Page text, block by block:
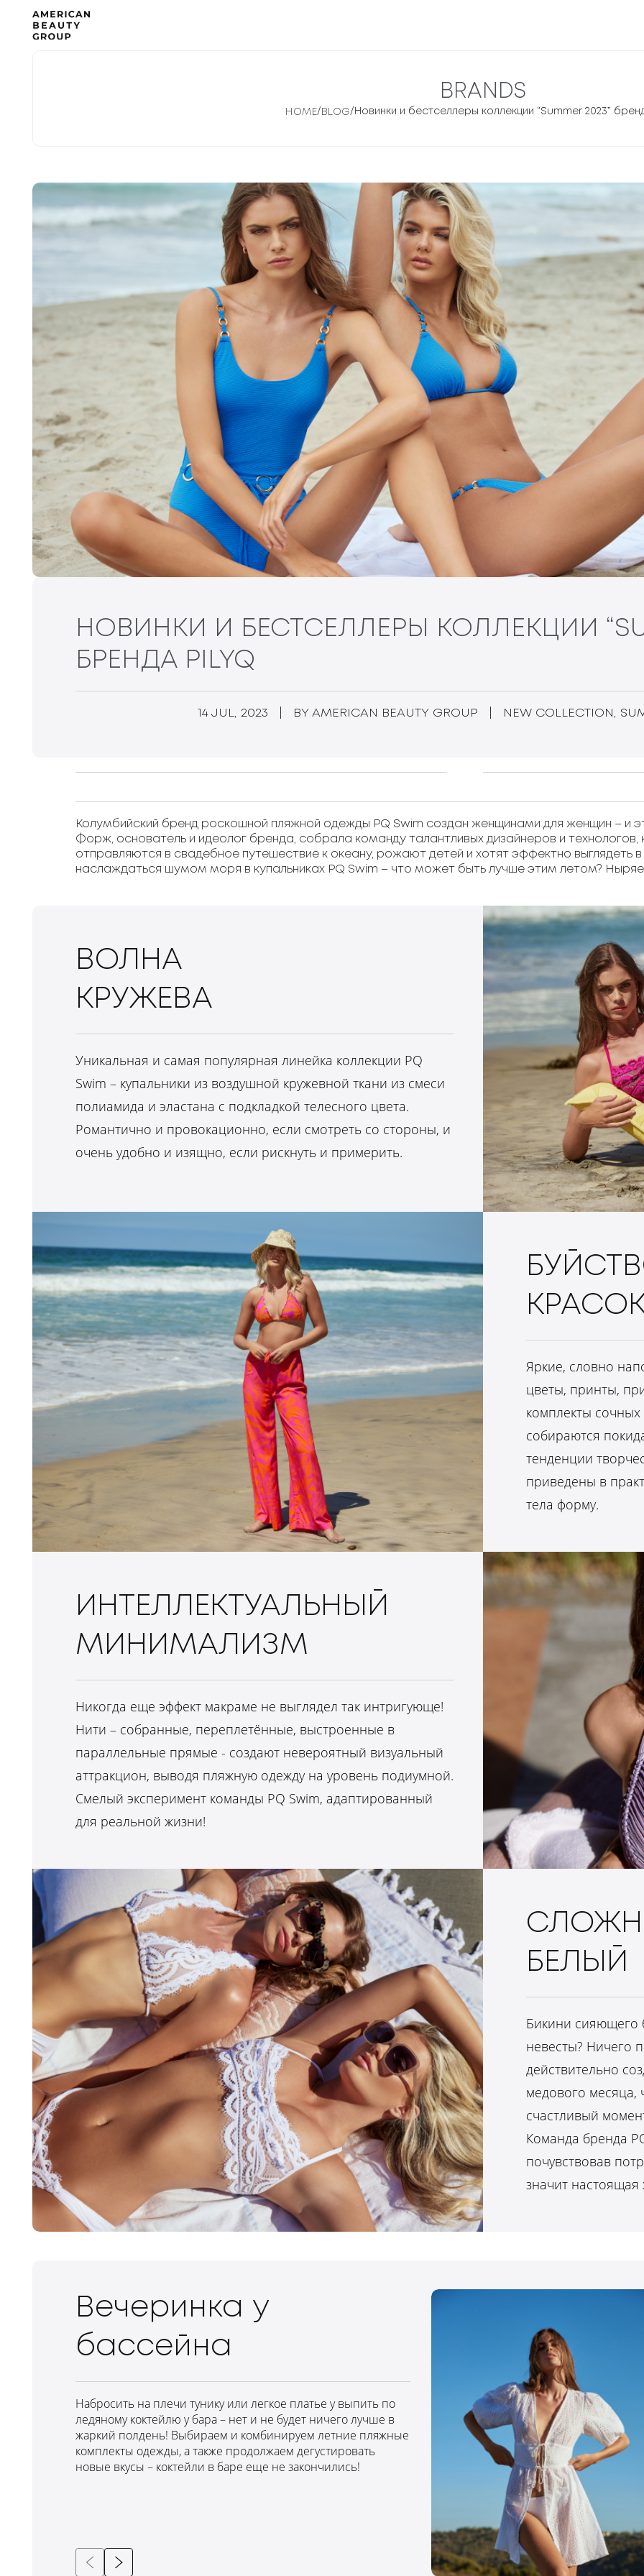
BRANDS
HOME/ BLOG/ Новинки и бестселлеры коллекции “Summer 2023”
НОВИНКИ И БЕСТСЕЛЛЕРЫ КОЛЛЕКЦИИ
БРЕНДА PILYQ
14 JUL, 2023 BY AMERICAN BEAUTY GROUP NEW COLLECTION,
Колумбийский бренд роскошной пляжной одежды PQ Swim создан женщинами для женщин – и
Форж, основатель и идеолог бренда, собрала команду талантливых дизайнеров и
отправляются в свадебное путешествие к океану, рожают детей и хотят эффектно выглядеть в
наслаждаться шумом моря в купальниках PQ Swim – что может быть лучше этим летом?
ВОЛНА
КРУЖЕВА
Уникальная и самая популярная линейка коллекции PQ
Swim – купальники из воздушной кружевной ткани из смеси
полиамида и эластана с подкладкой телесного цвета.
Романтично и провокационно, если смотреть со стороны, и
очень удобно и изящно, если рискнуть и примерить.
Яркие, словно
цветы, принты,
комплекты
собираются
тенденции
приведены в
тела форму.
ИНТЕЛЛЕКТУАЛЬНЫЙ
МИНИМАЛИЗМ
Никогда еще эффект макраме не выглядел так интригующе!
Нити – собранные, переплетённые, выстроенные в
параллельные прямые - создают невероятный визуальный
аттракцион, выводя пляжную одежду на уровень подиумной.
Смелый эксперимент команды PQ Swim, адаптированный
для реальной жизни!
БЕЛЫЙ
Бикини сияющего
невесты? Ничего
действительно
медового месяца,
счастливый
Команда бренда
почувствовав
значит настоящая
Вечеринка у
бассейна
Набросить на плечи тунику или легкое платье у выпить по
ледяному коктейлю у бара – нет и не будет ничего лучше в
жаркий полдень! Выбираем и комбинируем летние пляжные
комплекты одежды, а также продолжаем дегустировать
новые вкусы – коктейли в баре еще не закончились!